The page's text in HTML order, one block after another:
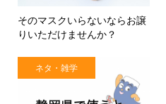
そのマスクいらないならお譲
りいただけませんか？
ネタ・雑学